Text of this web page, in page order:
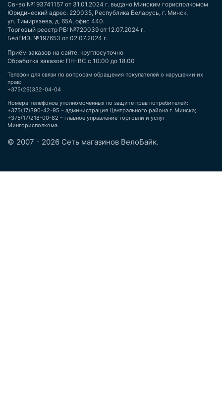
Св-во №193741157 от 31.01.2024 г. выдано Минским горисполкомом
Юридический адрес: 220035, Республика Беларусь, г. Минск,
ул. Тимирязева, д. 65А, офис 440.
Торговый реестр РБ: №720039 от 12.07.2024 г.
БелГИЭ: №197653 от 02.07.2024 г.
Приём заказов на сайте: круглосуточно
Обработка заказов: ПН-ВС с 10:00 до 18:00
Телефон для связи по вопросам обращения покупателей о нарушении их
прав:
+375(29)332-04-04
Номера телефонов уполномоченных по защите прав потребителей:
+375(17)390-42-95 – администрация Центрального района г. Минска;
+375(17)218-00-82 – главное управление торговли и услуг
Мингорисполкома.
© 2007 - 2026 Сеть магазинов ВелоБайк.